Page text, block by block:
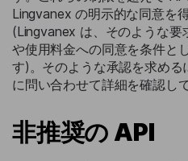
Lingvanex の明示的な同意を
(Lingvanex は、そのような要
や使用料金への同意を条件と
す)。そのような承認を求め
に問い合わせて詳細を確認し
非推奨の API